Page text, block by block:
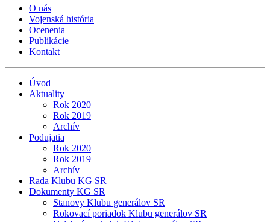
O nás
Vojenská história
Ocenenia
Publikácie
Kontakt
Úvod
Aktuality
Rok 2020
Rok 2019
Archív
Podujatia
Rok 2020
Rok 2019
Archív
Rada Klubu KG SR
Dokumenty KG SR
Stanovy Klubu generálov SR
Rokovací poriadok Klubu generálov SR